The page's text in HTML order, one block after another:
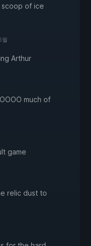
scoop of ice
Arthur
much of
game
relic dust to